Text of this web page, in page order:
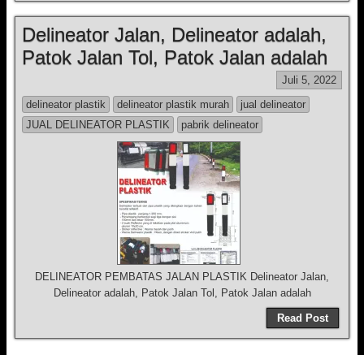
Delineator Jalan, Delineator adalah,
Patok Jalan Tol, Patok Jalan adalah
Juli 5, 2022
delineator plastik
delineator plastik murah
jual delineator
JUAL DELINEATOR PLASTIK
pabrik delineator
DELINEATOR PEMBATAS JALAN PLASTIK Delineator Jalan,
Delineator adalah, Patok Jalan Tol, Patok Jalan adalah
Read Post